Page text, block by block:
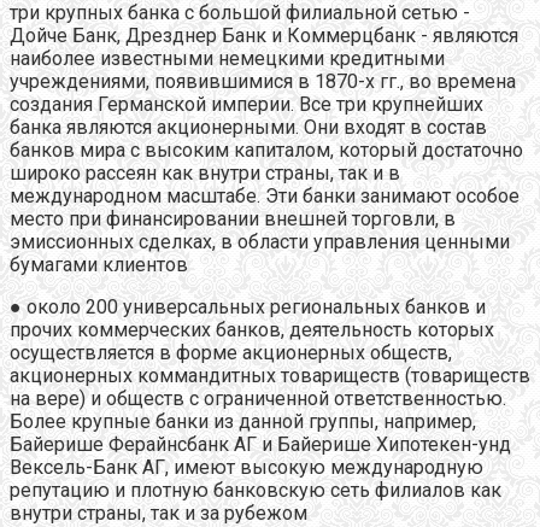
три крупных банка с большой филиальной сетью -
Дойче Банк, Дрезднер Банк и Коммерцбанк - являются
наиболее известными немецкими кредитными
учреждениями, появившимися в 1870-х гг., во времена
создания Германской империи. Все три крупнейших
банка являются акционерными. Они входят в состав
банков мира с высоким капиталом, который достаточно
широко рассеян как внутри страны, так и в
международном масштабе. Эти банки занимают особое
место при финансировании внешней торговли, в
эмиссионных сделках, в области управления ценными
бумагами клиентов
● около 200 универсальных региональных банков и
прочих коммерческих банков, деятельность которых
осуществляется в форме акционерных обществ,
акционерных коммандитных товариществ (товариществ
на вере) и обществ с ограниченной ответственностью.
Более крупные банки из данной группы, например,
Байерише Ферайнсбанк АГ и Байерише Хипотекен-унд
Вексель-Банк АГ, имеют высокую международную
репутацию и плотную банковскую сеть филиалов как
внутри страны, так и за рубежом